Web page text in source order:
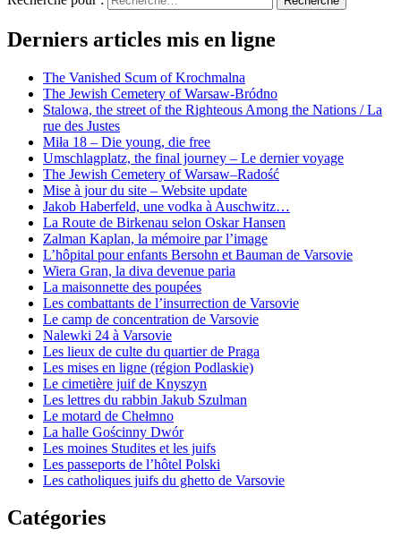
Derniers articles mis en ligne
The Vanished Scum of Krochmalna
The Jewish Cemetery of Warsaw-Bródno
Stalowa, the street of the Righteous Among the Nations / La
rue des Justes
Miła 18 – Die young, die free
Umschlagplatz, the final journey – Le dernier voyage
The Jewish Cemetery of Warsaw–Radość
Mise à jour du site – Website update
Jakob Haberfeld, une vodka à Auschwitz…
La Route de Birkenau selon Oskar Hansen
Zalman Kaplan, la mémoire par l’image
L’hôpital pour enfants Bersohn et Bauman de Varsovie
Wiera Gran, la diva devenue paria
La maisonnette des poupées
Les combattants de l’insurrection de Varsovie
Le camp de concentration de Varsovie
Nalewki 24 à Varsovie
Les lieux de culte du quartier de Praga
Les mises en ligne (région Podlaskie)
Le cimetière juif de Knyszyn
Les lettres du rabbin Jakub Szulman
Le motard de Chełmno
La halle Gościnny Dwór
Les moines Studites et les juifs
Les passeports de l’hôtel Polski
Les catholiques juifs du ghetto de Varsovie
Catégories